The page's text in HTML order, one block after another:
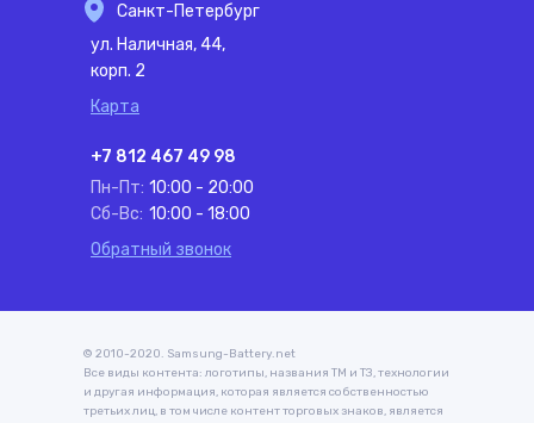
Санкт-Петербург
ул. Наличная, 44,
корп. 2
Карта
+7 812 467 49 98
Пн-Пт: 10:00 - 20:00
Сб-Вс: 10:00 - 18:00
Обратный звонок
© 2010-2020. Samsung-Battery.net
Все виды контента: логотипы, названия ТМ и ТЗ, технологии
и другая информация, которая является собственностью
третьих лиц, в том числе контент торговых знаков, является